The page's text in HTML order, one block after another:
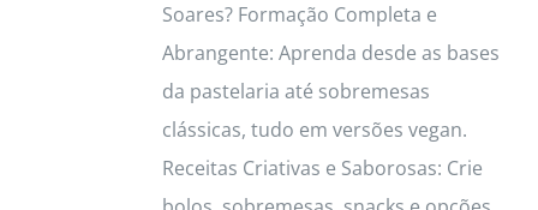
Soares? Formação Completa e
Abrangente: Aprenda desde as bases
da pastelaria até sobremesas
clássicas, tudo em versões vegan.
Receitas Criativas e Saborosas: Crie